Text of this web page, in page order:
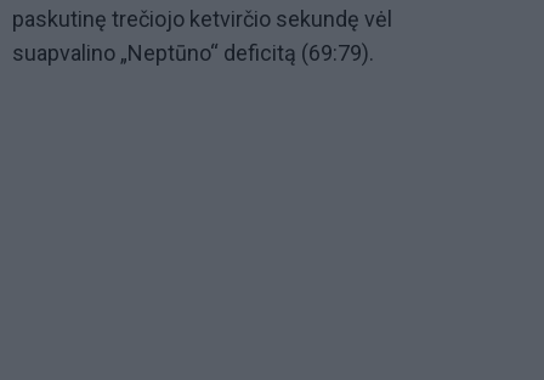
paskutinę trečiojo ketvirčio sekundę vėl
suapvalino „Neptūno“ deficitą (69:79).